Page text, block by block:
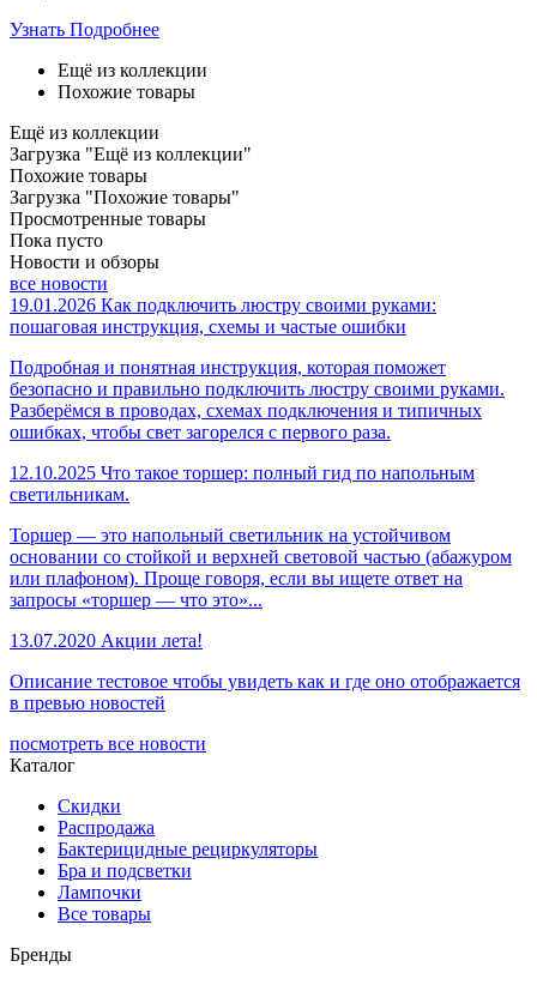
Узнать Подробнее
Ещё из коллекции
Похожие товары
Ещё из коллекции
Загрузка "Ещё из коллекции"
Похожие товары
Загрузка "Похожие товары"
Просмотренные товары
Пока пусто
Новости и обзоры
все новости
19.01.2026 Как подключить люстру своими руками:
пошаговая инструкция, схемы и частые ошибки
Подробная и понятная инструкция, которая поможет
безопасно и правильно подключить люстру своими руками.
Разберёмся в проводах, схемах подключения и типичных
ошибках, чтобы свет загорелся с первого раза.
12.10.2025 Что такое торшер: полный гид по напольным
светильникам.
Торшер — это напольный светильник на устойчивом
основании со стойкой и верхней световой частью (абажуром
или плафоном). Проще говоря, если вы ищете ответ на
запросы «торшер — что это»...
13.07.2020 Акции лета!
Описание тестовое чтобы увидеть как и где оно отображается
в превью новостей
посмотреть все новости
Каталог
Скидки
Распродажа
Бактерицидные рециркуляторы
Бра и подсветки
Лампочки
Все товары
Бренды